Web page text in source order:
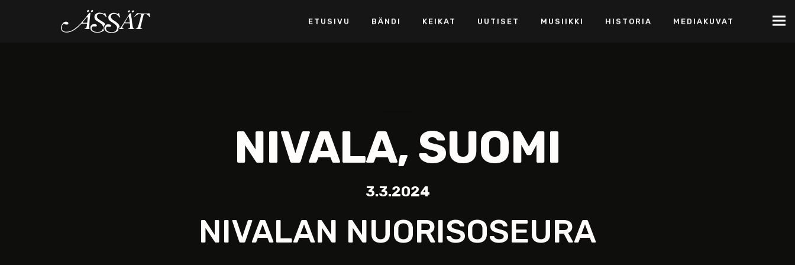
ETUSIVU BÄNDI KEIKAT UUTISET MUSIIKKI HISTORIA MEDIAKUVAT
NIVALA, SUOMI
3.3.2024
NIVALAN NUORISOSEURA